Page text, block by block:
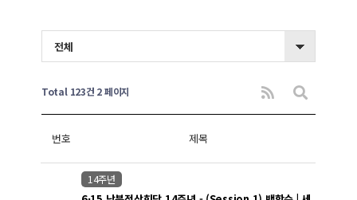
전체
Total 123건 2 페이지
번호 제목
14주년